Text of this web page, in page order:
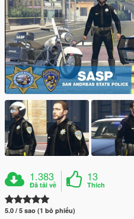
1.383
Đã tải về
13
Thích
5.0 / 5 sao (1 bỏ phiếu)